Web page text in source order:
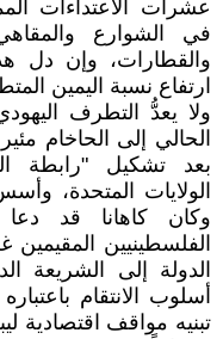
عشرات الاعتداءات
في الشوارع
والقطارات، وإن دل
ارتفاع نسبة اليمين
ولا يعدُّ التطرف
الحالي إلى الحاخام
بعد تشكيل "رابطة
الولايات المتحدة،
وكان كاهانا قد
الفلسطينيين
الدولة إلى الشريعة
أسلوب الانتقام
تبنيه مواقف اقتصادية